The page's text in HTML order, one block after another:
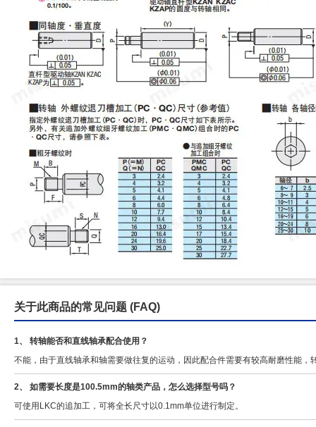
关于此商品的常见问题 (FAQ)
1、 转轴能否和直线轴承配合使用？
不能，由于直线轴承和轴需要做往复的运动，因此配合件需要有较高耐磨性能
2、 如需要长度是100.5mm的轴类产品，怎么选择型号吗？
可使用LKC的追加工，可将全长尺寸以0.1mm单位进行制定。